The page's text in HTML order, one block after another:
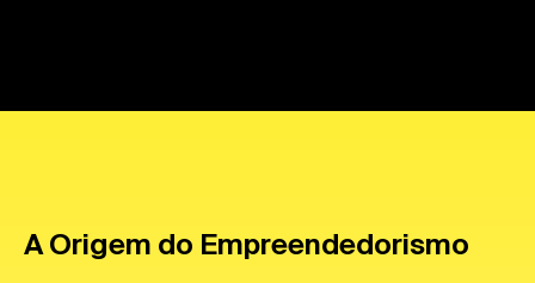
A Origem do Empreendedorismo